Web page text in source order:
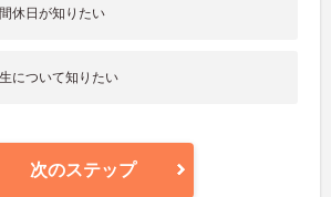
休日が知りたい
について知りたい
次のステップ